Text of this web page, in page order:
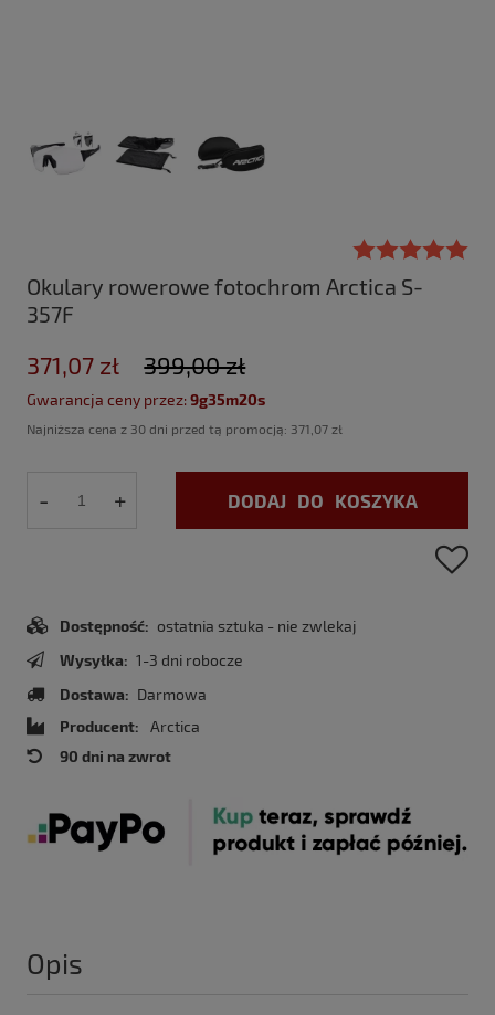
Okulary rowerowe fotochrom Arctica S-
357F
371,07 zł 399,00 zł
Gwarancja ceny przez:9g35m19s
Najniższa cena z 30 dni przed tą promocją: 371,07 zł
- + DODAJ DO KOSZYKA
Dostępność: ostatnia sztuka - nie zwlekaj
Wysyłka: 1-3 dni robocze
Dostawa: Darmowa
Producent:
Arctica
90 dni na zwrot
Opis